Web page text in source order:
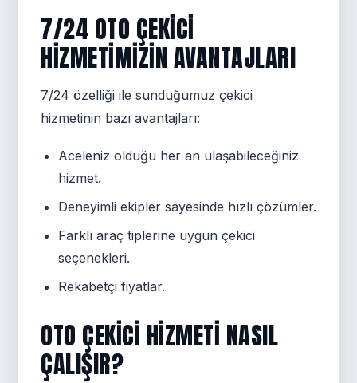
7/24 OTO ÇEKICI
HIZMETIMIZIN AVANTAJLARI
7/24 özelliği ile sunduğumuz çekici
hizmetinin bazı avantajları:
Aceleniz olduğu her an ulaşabileceğiniz
hizmet.
Deneyimli ekipler sayesinde hızlı çözümler.
Farklı araç tiplerine uygun çekici
seçenekleri.
Rekabetçi fiyatlar.
OTO ÇEKICI HIZMETI NASIL
ÇALIŞIR?